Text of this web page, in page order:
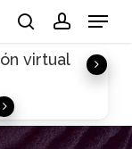
Menu
virtual